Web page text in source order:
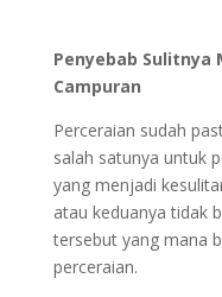
Penyebab Sulitnya
Campuran
Perceraian sudah
salah satunya untuk
yang menjadi
atau keduanya tidak
tersebut yang mana
perceraian.